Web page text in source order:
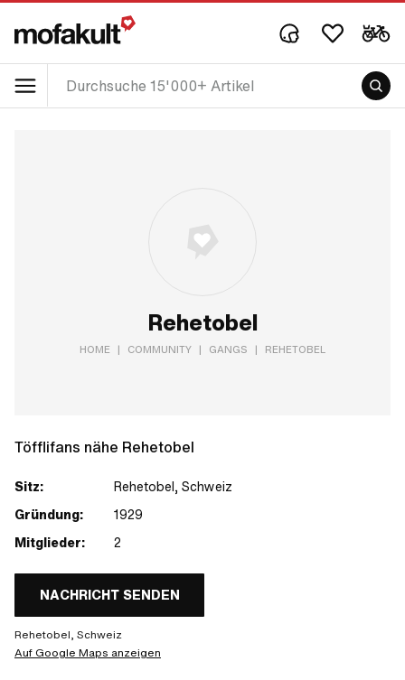
Rehetobel
HOME | COMMUNITY | GANGS | REHETOBEL
Töfflifans nähe Rehetobel
Sitz:
Rehetobel, Schweiz
Gründung:
1929
Mitglieder:
2
NACHRICHT SENDEN
Rehetobel, Schweiz
Auf Google Maps anzeigen